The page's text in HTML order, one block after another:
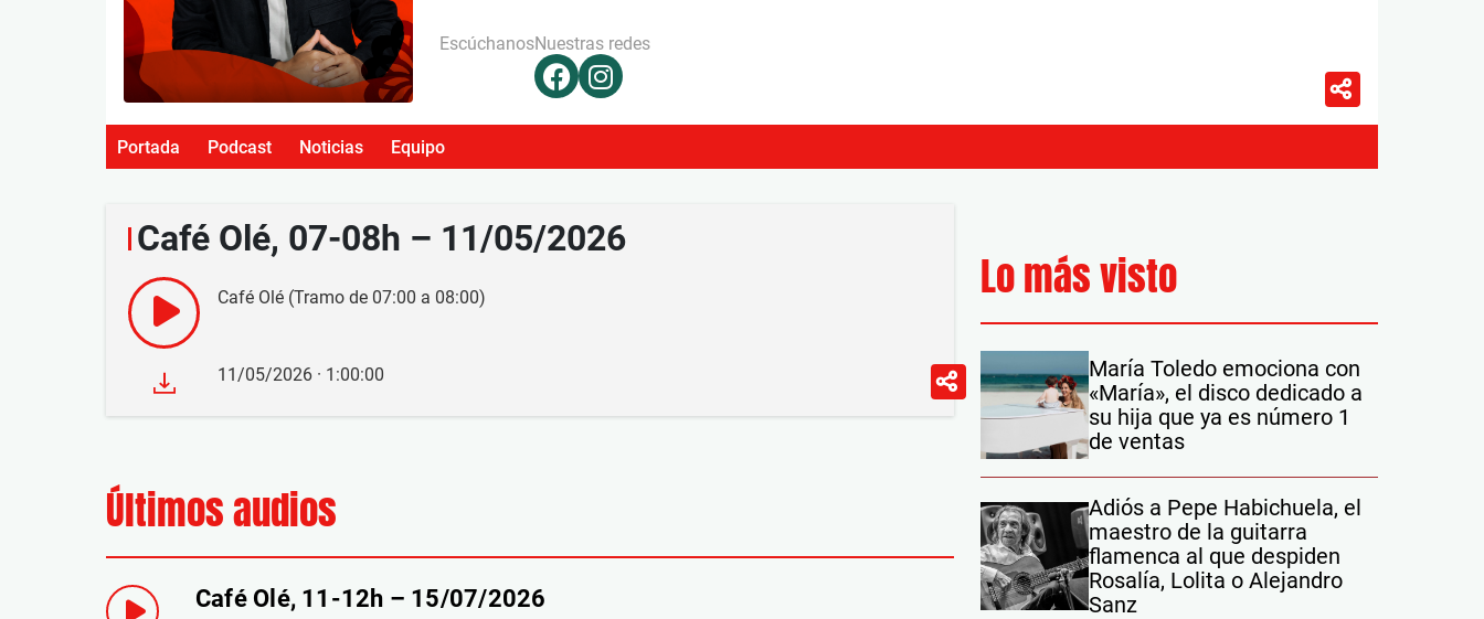
EscúchanosNuestras redes
Portada Podcast Noticias Equipo
Café Olé, 07-08h – 11/05/2026
Café Olé (Tramo de 07:00 a 08:00)
11/05/2026 · 1:00:00
Últimos audios
Café Olé, 11-12h – 15/07/2026
Lo más visto
María Toledo emociona con
«María», el disco dedicado a
su hija que ya es número 1
de ventas
Adiós a Pepe Habichuela, el
maestro de la guitarra
flamenca al que despiden
Rosalía, Lolita o Alejandro
Sanz